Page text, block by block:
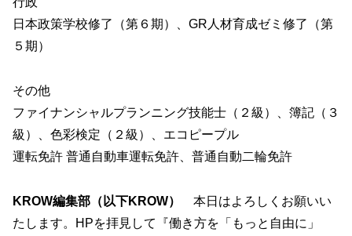
日本政策学校修了（第６期）、GR人材育成ゼミ修了（第
５期）
その他
ファイナンシャルプランニング技能士（２級）、簿記（３
級）、色彩検定（２級）、エコピープル
運転免許 普通自動車運転免許、普通自動二輪免許
KROW編集部（以下KROW）
本日はよろしくお願いい
たします。HPを拝見して『働き方を「もっと自由に」